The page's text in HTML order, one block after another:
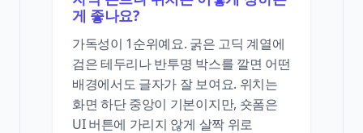
게 좋나요?
가독성이 1순위예요. 굵은 고딕 계열에
검은 테두리나 반투명 박스를 깔면 어떤
배경에서도 글자가 잘 보여요. 위치는
화면 하단 중앙이 기본이지만, 숏폼은
UI 버튼에 가리지 않게 살짝 위로